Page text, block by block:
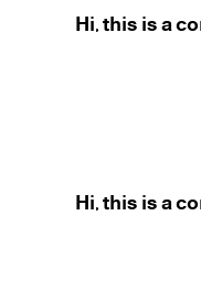
Hi, this is a
Hi, this is a